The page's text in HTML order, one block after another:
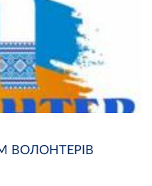
ВОЛОНТЕРІВ